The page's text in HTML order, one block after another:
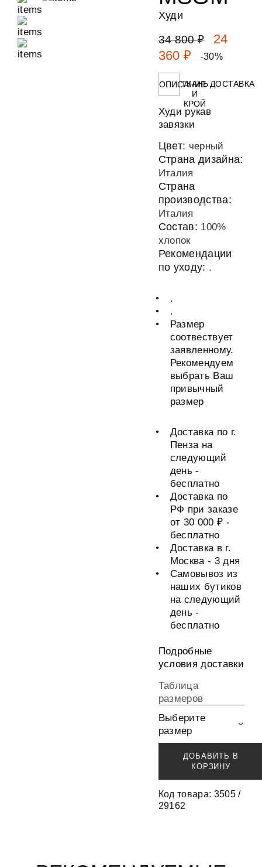
Худи
34 800 ₽
24
360 ₽
-30%
ОПИСАНИЕ
ТКАНЬ
И
КРОЙ
ДОСТАВКА
Худи рукав
завязки
Цвет: черный
Страна дизайна:
Италия
Страна
производства:
Италия
Состав: 100%
хлопок
Рекомендации
по уходу: .
.
.
Размер
соотвествует
заявленному.
Рекомендуем
выбрать Ваш
привычный
размер
Доставка по г.
Пенза на
следующий
день -
бесплатно
Доставка по
РФ при заказе
от 30 000 ₽ -
бесплатно
Доставка в г.
Москва - 3 дня
Самовывоз из
наших бутиков
на следующий
день -
бесплатно
Подробные
условия доставки
Таблица
размеров
Выберите
размер
ДОБАВИТЬ В
КОРЗИНУ
Код товара: 3505 /
29162